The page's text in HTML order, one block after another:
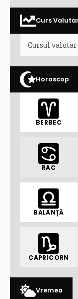
Curs Valutar
Cursul
Horoscop
BERBEC
RAC
BALANȚĂ
CAPRICORN
Vremea